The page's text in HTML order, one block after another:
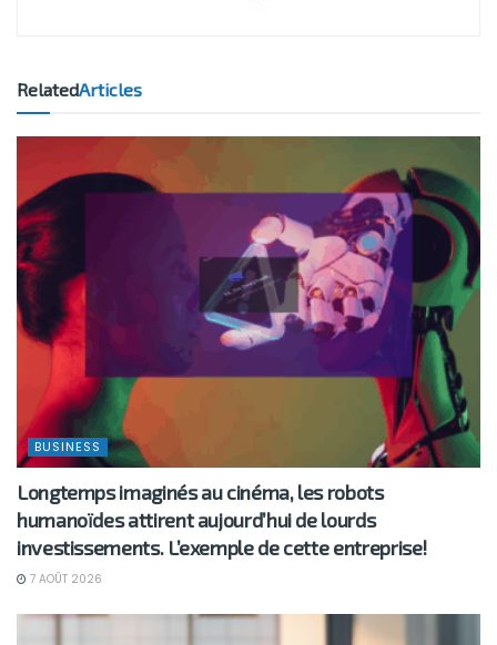
RelatedArticles
BUSINESS
Longtemps imaginés au cinéma, les robots
humanoïdes attirent aujourd’hui de lourds
investissements. L’exemple de cette entreprise!
7 AOÛT 2026